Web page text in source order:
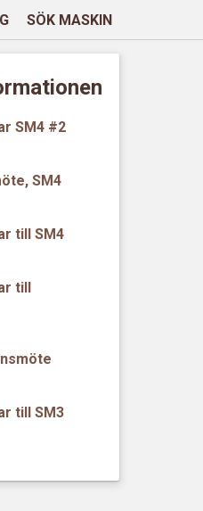
SÖK MASKIN
SM4 #2
SM4
till SM4
till
till SM3